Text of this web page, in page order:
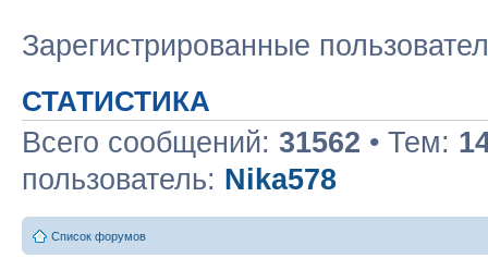
Зарегистрированные
СТАТИСТИКА
Всего сообщений: 31562 • Тем:
пользователь: Nika578
Список форумов